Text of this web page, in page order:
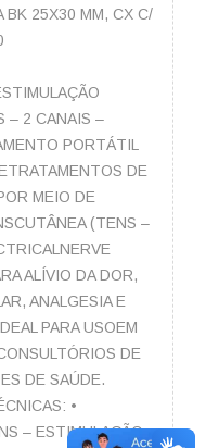
BK 25X30 MM, CX C/
– 2 CANAIS –
PORTÁTIL
DE
MEIO DE
(TENS –
ALÍVIO DA DOR,
ANALGESIA E
PARA USOEM
DE
DE SAÚDE.
•
– ESTIMULAÇÃO